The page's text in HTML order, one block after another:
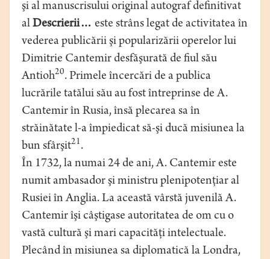
şi al manuscrisului original autograf definitivat
alDescrierii… este strâns legat de activitatea în
vederea publicării şi popularizării operelor lui
Dimitrie Cantemir desfăşurată de fiul său
Antioh20. Primele încercări de a publica
lucrările tatălui său au fost întreprinse de A.
Cantemir în Rusia, însă plecarea sa în
străinătate l-a împiedicat să-şi ducă misiunea la
bun sfârşit21.
În 1732, la numai 24 de ani, A. Cantemir este
numit ambasador şi ministru plenipotenţiar al
Rusiei în Anglia. La această vârstă juvenilă A.
Cantemir îşi câştigase autoritatea de om cu o
vastă cultură şi mari capacităţi intelectuale.
Plecând în misiunea sa diplomatică la Londra,